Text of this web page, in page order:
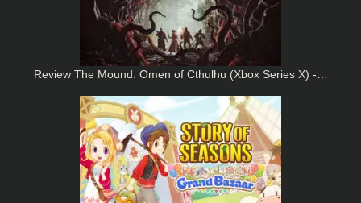
Review The Mound: Omen of Cthulhu (Xbox Series X) -…